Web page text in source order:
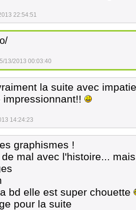
22:54:51
13/2013 00:03:40
la suite avec
impressionnant!!
14:24:23
graphismes !
mal avec l'histoire...
bd elle est super chouette
pour la suite